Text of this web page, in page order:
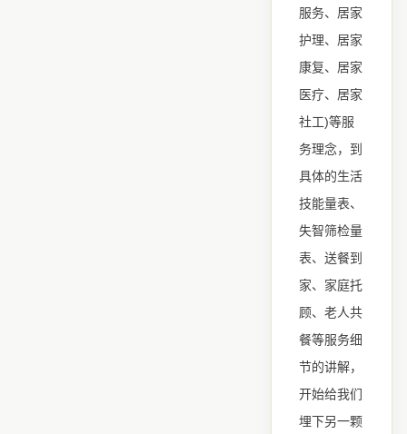
服务、居家
护理、居家
康复、居家
医疗、居家
社工)等服
务理念，到
具体的生活
技能量表、
失智筛检量
表、送餐到
家、家庭托
顾、老人共
餐等服务细
节的讲解，
开始给我们
埋下另一颗